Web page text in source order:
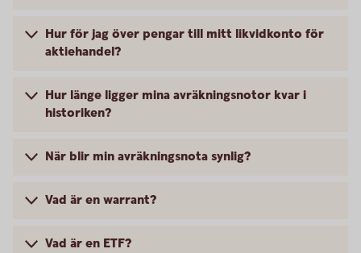
Hur för jag över pengar till mitt likvidkonto för
aktiehandel?
Hur länge ligger mina avräkningsnotor kvar i
historiken?
När blir min avräkningsnota synlig?
Vad är en warrant?
Vad är en ETF?